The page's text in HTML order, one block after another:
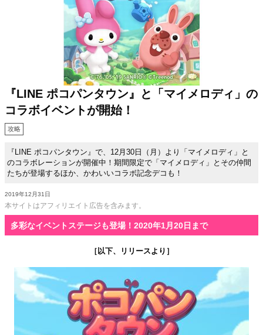
『LINE ポコパンタウン』と「マイメロディ」の
コラボイベントが開始！
攻略
『LINE ポコパンタウン』で、12月30日（月）より「マイメロディ」と
のコラボレーションが開催中！期間限定で「マイメロディ」とその仲間
たちが登場するほか、かわいいコラボ記念デコも！
2019年12月31日
本サイトはアフィリエイト広告を含みます。
多彩なイベントステージも登場！2020年1月20日まで
［以下、リリースより］